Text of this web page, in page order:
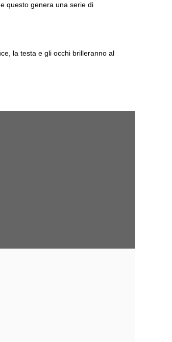
questo genera una serie di
la testa e gli occhi brilleranno al